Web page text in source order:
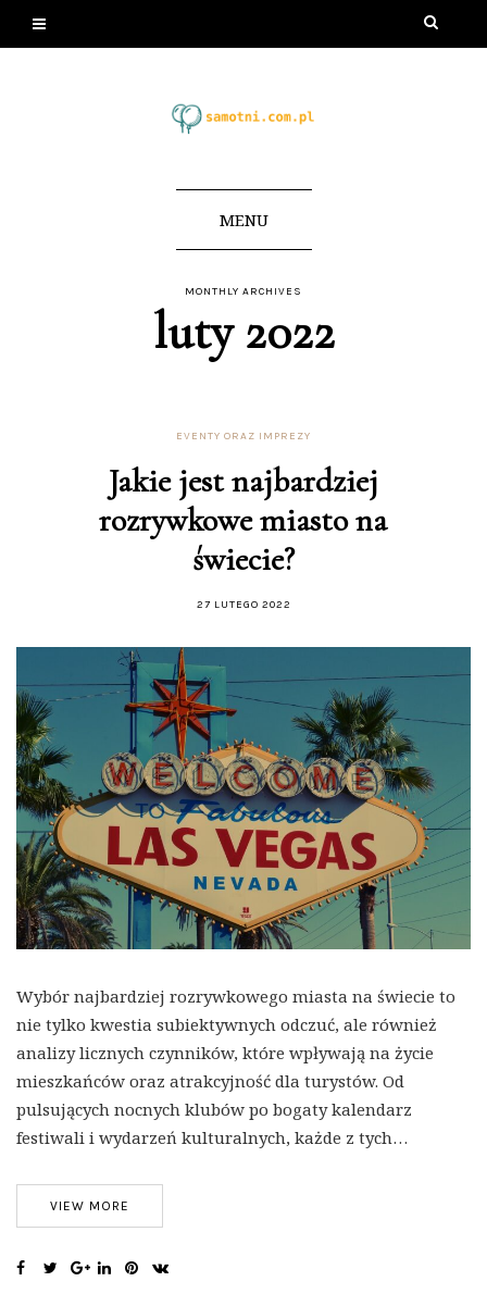
MENU
MONTHLY ARCHIVES
luty 2022
EVENTY ORAZ IMPREZY
Jakie jest najbardziej
rozrywkowe miasto na
świecie?
27 LUTEGO 2022
Wybór najbardziej rozrywkowego miasta na świecie to
nie tylko kwestia subiektywnych odczuć, ale również
analizy licznych czynników, które wpływają na życie
mieszkańców oraz atrakcyjność dla turystów. Od
pulsujących nocnych klubów po bogaty kalendarz
festiwali i wydarzeń kulturalnych, każde z tych…
VIEW MORE